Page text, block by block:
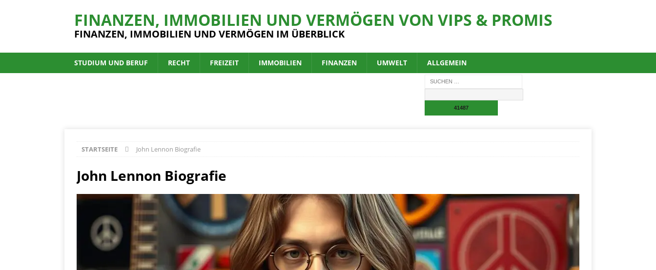
FINANZEN, IMMOBILIEN UND VERMÖGEN VON VIPS & PROMIS
FINANZEN, IMMOBILIEN UND VERMÖGEN IM ÜBERBLICK
STUDIUM UND BERUF RECHT FREIZEIT IMMOBILIEN FINANZEN UMWELT ALLGEMEIN
STARTSEITE John Lennon Biografie
John Lennon Biografie